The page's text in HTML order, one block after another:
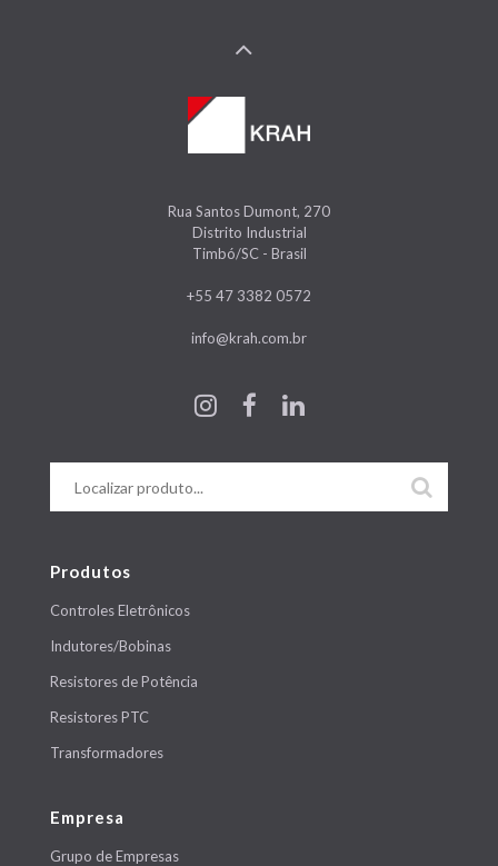
Rua Santos Dumont, 270
Distrito Industrial
Timbó/SC - Brasil
+55 47 3382 0572
info@krah.com.br
Produtos
Controles Eletrônicos
Indutores/Bobinas
Resistores de Potência
Resistores PTC
Transformadores
Empresa
Grupo de Empresas